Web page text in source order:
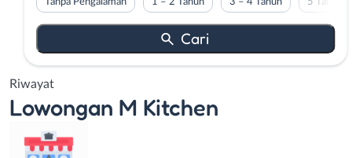
Riwayat
Lowongan M Kitchen